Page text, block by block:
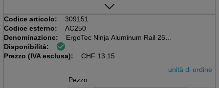
Codice articolo:
309151
Codice esterno:
AC250
Denominazione:
ErgoTec Ninja Aluminum Rail 25cm
Cappi finali SmartClip 25cm SOFT
Disponibilità:
Prezzo (IVA esclusa):
CHF 13.15
unità di ordine
Pezzo